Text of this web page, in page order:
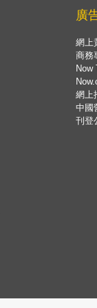
廣
網上
商務
Now
網上
中國
刊登